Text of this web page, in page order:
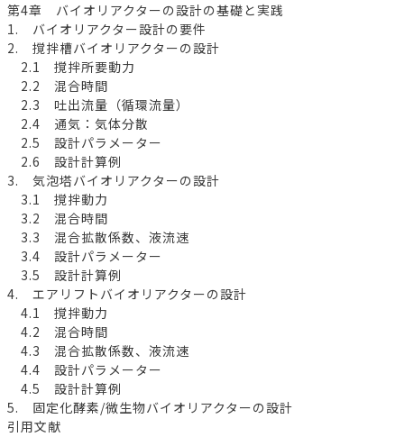
第4章 バイオリアクターの設計の基礎と実践
1. バイオリアクター設計の要件
2. 撹拌槽バイオリアクターの設計
2.1 撹拌所要動力
2.2 混合時間
2.3 吐出流量（循環流量）
2.4 通気：気体分散
2.5 設計パラメーター
2.6 設計計算例
3. 気泡塔バイオリアクターの設計
3.1 撹拌動力
3.2 混合時間
3.3 混合拡散係数、液流速
3.4 設計パラメーター
3.5 設計計算例
4. エアリフトバイオリアクターの設計
4.1 撹拌動力
4.2 混合時間
4.3 混合拡散係数、液流速
4.4 設計パラメーター
4.5 設計計算例
5. 固定化酵素/微生物バイオリアクターの設計
引用文献